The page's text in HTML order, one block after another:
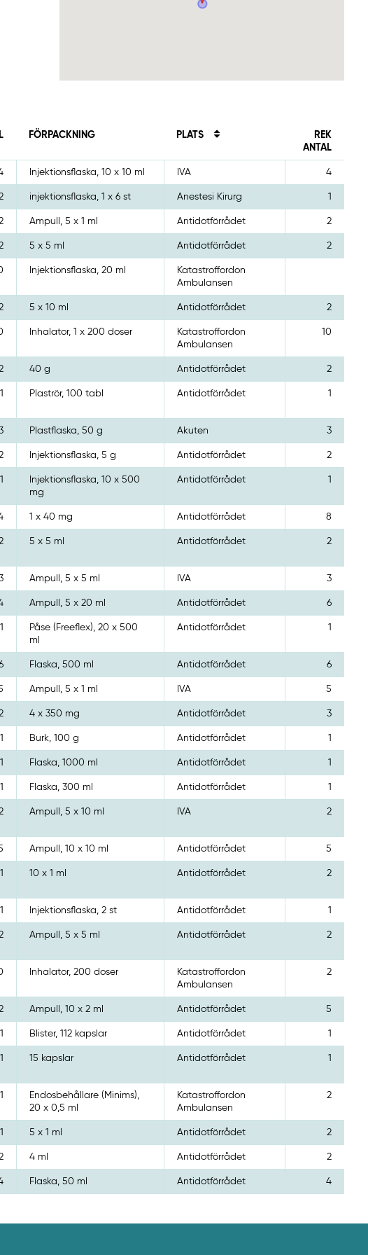
FÖRPACKNING PLATS
REK
ANTAL
Injektionsflaska, 10 x 10 ml IVA 4
injektionsflaska, 1 x 6 st Anestesi Kirurg 1
Ampull, 5 x 1 ml Antidotförrådet 2
5 x 5 ml Antidotförrådet 2
Injektionsflaska, 20 ml
Katastroffordon
Ambulansen
5 x 10 ml Antidotförrådet 2
Inhalator, 1 x 200 doser
Katastroffordon
Ambulansen
10
40 g Antidotförrådet 2
1 Plaströr, 100 tabl Antidotförrådet 1
Plastflaska, 50 g Akuten 3
Injektionsflaska, 5 g Antidotförrådet 2
1
Injektionsflaska, 10 x 500
mg
Antidotförrådet 1
1 x 40 mg Antidotförrådet 8
5 x 5 ml Antidotförrådet 2
Ampull, 5 x 5 ml IVA 3
Ampull, 5 x 20 ml Antidotförrådet 6
1
Påse (Freeflex), 20 x 500
ml
Antidotförrådet 1
Flaska, 500 ml Antidotförrådet 6
Ampull, 5 x 1 ml IVA 5
4 x 350 mg Antidotförrådet 3
1 Burk, 100 g Antidotförrådet 1
1 Flaska, 1000 ml Antidotförrådet 1
1 Flaska, 300 ml Antidotförrådet 1
Ampull, 5 x 10 ml IVA 2
Ampull, 10 x 10 ml Antidotförrådet 5
1 10 x 1 ml Antidotförrådet 2
1 Injektionsflaska, 2 st Antidotförrådet 1
Ampull, 5 x 5 ml Antidotförrådet 2
Inhalator, 200 doser
Katastroffordon
Ambulansen
2
Ampull, 10 x 2 ml Antidotförrådet 5
1 Blister, 112 kapslar Antidotförrådet 1
1 15 kapslar Antidotförrådet 1
1
Endosbehållare (Minims),
20 x 0,5 ml
Katastroffordon
Ambulansen
2
1 5 x 1 ml Antidotförrådet 2
4 ml Antidotförrådet 2
Flaska, 50 ml Antidotförrådet 4